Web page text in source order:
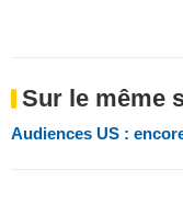
Sur le même
Audiences US :